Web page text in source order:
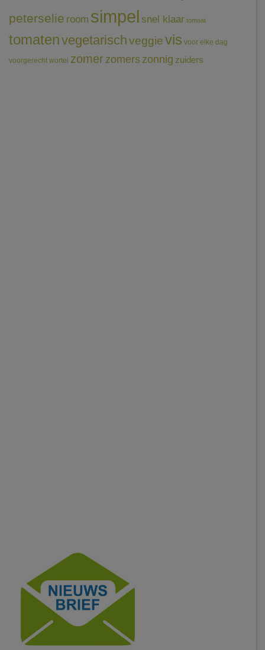
peterselie room simpel snel klaar tomaat
tomatenvegetarischveggievis voor elke dag
voorgerecht wortel zomerzomerszonnig zuiders